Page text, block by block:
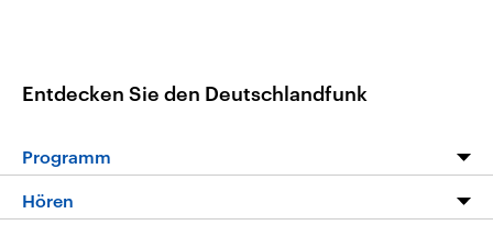
Entdecken Sie den Deutschlandfunk
Programm
Programm
Hören